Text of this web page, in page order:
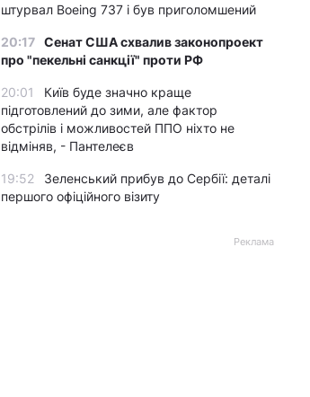
штурвал Boeing 737 і був приголомшений
20:17 Сенат США схвалив законопроект
про "пекельні санкції" проти РФ
20:01
Київ буде значно краще
підготовлений до зими, але фактор
обстрілів і можливостей ППО ніхто не
відміняв, - Пантелеєв
19:52
Зеленський прибув до Сербії: деталі
першого офіційного візиту
Реклама